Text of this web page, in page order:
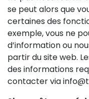
se peut alors que
certaines des
exemple, vous ne
d’information ou
partir du site web.
des informations
contacter via